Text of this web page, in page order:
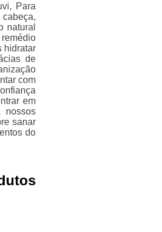
Para
natural
hidratar
de
com
em
nossos
sanar
do